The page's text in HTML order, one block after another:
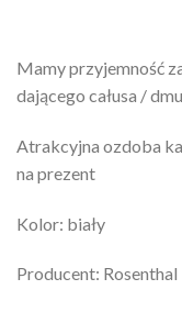
Mamy przyjemność
dającego całusa /
Atrakcyjna ozdoba
na prezent
Kolor: biały
Producent: Rosenthal